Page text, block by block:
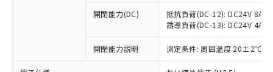
開閉能力(DC)
抵抗負荷(DC-12): DC24V 8A/
誘導負荷(DC-13): DC24V 4A/
開閉能力説明 測定条件: 周囲温度 20±2℃、
商品の当社在庫状況および標準価格
(税抜)を提供させていただくもので
当社制御機器事業取扱商品の中には、
本サービスの対象外となる商品もある
非含有の対応状況を調査中または確認中の
非該当品：ライセンス料など無形物で、有
害物質有無と関係のない商品です。
いたものが、含有品と判明した場合などや
「○」：最大均質材料含有率が中国RoHSの
基準値以下であることを示します。
「×」：最大均質材料含有率が中国RoHSの
基準値を超えていることを示します。